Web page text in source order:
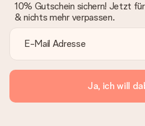
10% Gutschein sichern! Jetzt
& nichts mehr verpassen.
Ja, ich will